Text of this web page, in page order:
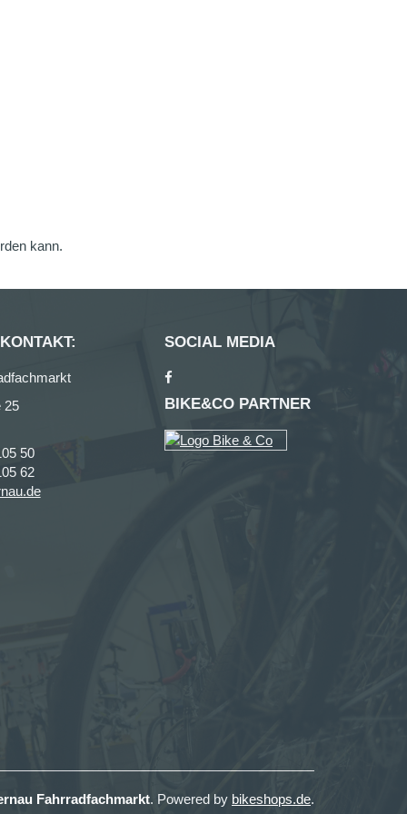
kann.
25
50
62
SOCIAL MEDIA
BIKE&CO PARTNER
Fahrradfachmarkt. Powered by bikeshops.de.